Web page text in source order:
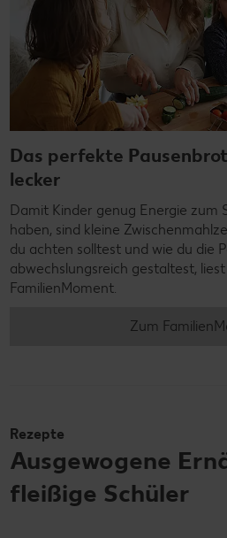
Das perfekte
lecker
Damit Kinder genug Energie zum
haben, sind kleine
du achten solltest und wie du die
abwechslungsreich gestaltest,
FamilienMoment.
Zum
Rezepte
Ausgewogene
fleißige Schüler